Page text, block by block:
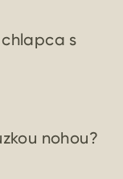
s
nohou?